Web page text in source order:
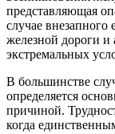
представляющая
случае
железной дороги и
экстремальных
В большинстве
определяется
причиной.
когда